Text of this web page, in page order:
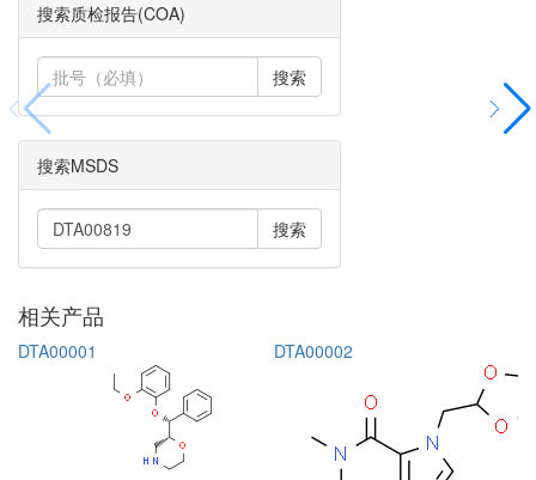
搜索质检报告(COA)
搜索
搜索MSDS
搜索
相关产品
DTA00001 DTA00002